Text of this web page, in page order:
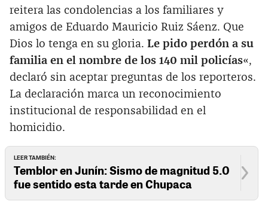
reitera las condolencias a los familiares y
amigos de Eduardo Mauricio Ruiz Sáenz. Que
Dios lo tenga en su gloria. Le pido perdón a su
familia en el nombre de los 140 mil policías«,
declaró sin aceptar preguntas de los reporteros.
La declaración marca un reconocimiento
institucional de responsabilidad en el
homicidio.
LEER TAMBIÉN:
Temblor en Junín: Sismo de magnitud 5.0
fue sentido esta tarde en Chupaca